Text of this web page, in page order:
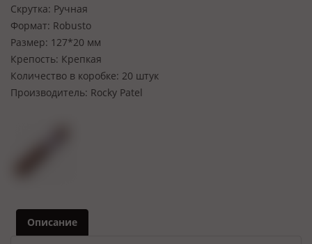
Скрутка: Ручная
Формат: Robusto
Размер: 127*20 мм
Крепость: Крепкая
Количество в коробке: 20 штук
Производитель: Rocky Patel
Описание